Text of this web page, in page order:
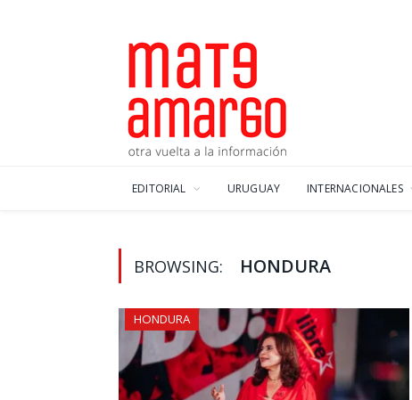
EDITORIAL URUGUAY INTERNACIONALES
BROWSING: HONDURA
HONDURA